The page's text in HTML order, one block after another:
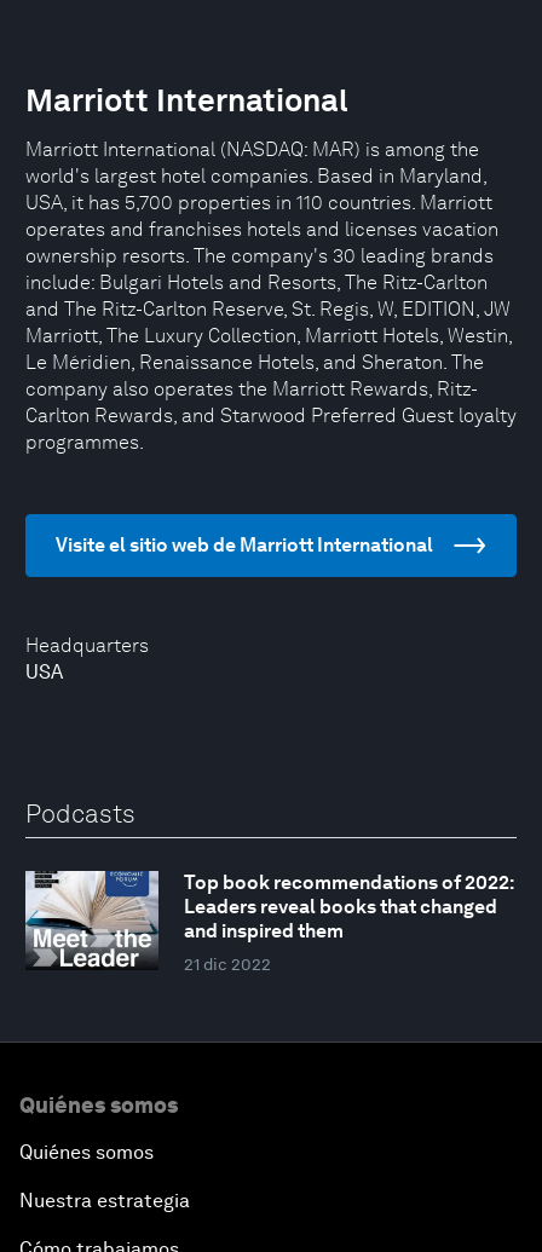
Headquarters
USA
Marriott International
Marriott International (NASDAQ: MAR) is among the
world's largest hotel companies. Based in Maryland,
USA, it has 5,700 properties in 110 countries. Marriott
operates and franchises hotels and licenses vacation
ownership resorts. The company's 30 leading brands
include: Bulgari Hotels and Resorts, The Ritz-Carlton
and The Ritz-Carlton Reserve, St. Regis, W, EDITION, JW
Marriott, The Luxury Collection, Marriott Hotels, Westin,
Le Méridien, Renaissance Hotels, and Sheraton. The
company also operates the Marriott Rewards, Ritz-
Carlton Rewards, and Starwood Preferred Guest loyalty
programmes.
Visite el sitio web de Marriott International
Podcasts
Top book recommendations of 2022:
Leaders reveal books that changed
and inspired them
21 dic 2022
Quiénes somos
Quiénes somos
Nuestra estrategia